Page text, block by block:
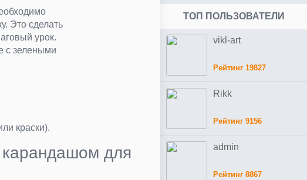
Это сделать
урок.
с зелеными
краски).
карандашом для
ТОП ПОЛЬЗОВАТЕЛИ
vikl-art
Рейтинг 19827
Rikk
Рейтинг 9156
admin
Рейтинг 8867